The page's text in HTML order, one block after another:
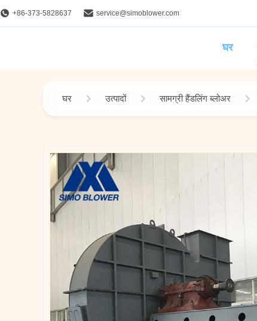
+86-373-5828637 service@simoblower.com
घर
घर उत्पादों सामग्री हैंडलिंग ब्लोअर